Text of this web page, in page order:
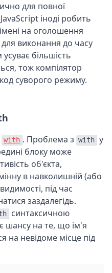
для повної
іноді робить
на оголошення
виконання до часу
більшість
тож компілятор
суворого режиму.
with . Проблема з with у
блоку може
об'єкта,
в навколишній (або
під час
заздалегідь.
синтаксичною
шансу на те, що ім'я
на невідоме місце під